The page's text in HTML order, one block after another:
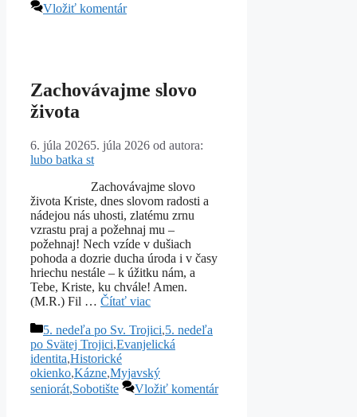
Vložiť komentár
Zachovávajme slovo
života
6. júla 20265. júla 2026 od autora:
lubo batka st
Zachovávajme slovo
života Kriste, dnes slovom radosti a
nádejou nás uhosti, zlatému zrnu
vzrastu praj a požehnaj mu –
požehnaj! Nech vzíde v dušiach
pohoda a dozrie ducha úroda i v časy
hriechu nestále – k úžitku nám, a
Tebe, Kriste, ku chvále! Amen.
(M.R.) Fil … Čítať viac
Kategórie
5. nedeľa po Sv. Trojici,5. nedeľa
po Svätej Trojici,Evanjelická
identita,Historické
okienko,Kázne,Myjavský
seniorát,Sobotište Vložiť komentár